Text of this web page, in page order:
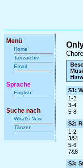
Menü
Home
Tanzarchiv
Email
Sprache
English
Suche nach
What's New
Tänzen
S1:
1-2
3-4
5-8
S2:
1-2
3&4
5-6
7&8
S3: